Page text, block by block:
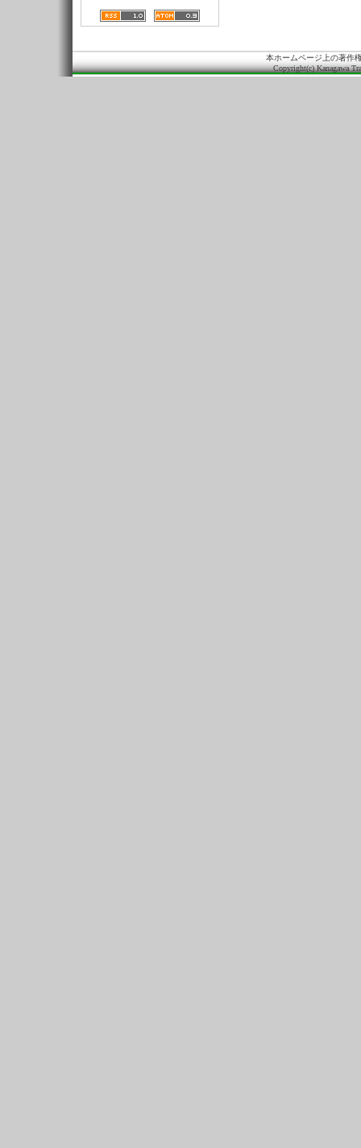
本ホームページ上の著作
Copyright(c) Kanagawa